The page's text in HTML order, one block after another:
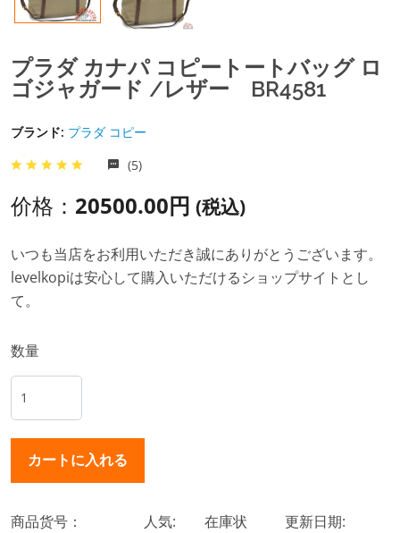
プラダ カナパ コピートートバッグ ロ
ゴジャガード /レザー BR4581
ブランド: プラダ コピー
(5)
价格： 20500.00円 (税込)
いつも当店をお利用いただき誠にありがとうございます。
levelkopiは安心して購入いただけるショップサイトとし
て。
数量
商品货号：
人気:
在庫状
更新日期: